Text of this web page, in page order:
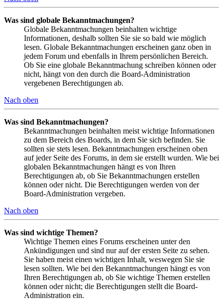
Was sind globale Bekanntmachungen?
Globale Bekanntmachungen beinhalten wichtige
Informationen, deshalb sollten Sie sie so bald wie möglich
lesen. Globale Bekanntmachungen erscheinen ganz oben in
jedem Forum und ebenfalls in Ihrem persönlichen Bereich.
Ob Sie eine globale Bekanntmachung schreiben können oder
nicht, hängt von den durch die Board-Administration
vergebenen Berechtigungen ab.
Nach oben
Was sind Bekanntmachungen?
Bekanntmachungen beinhalten meist wichtige Informationen
zu dem Bereich des Boards, in dem Sie sich befinden. Sie
sollten sie stets lesen. Bekanntmachungen erscheinen oben
auf jeder Seite des Forums, in dem sie erstellt wurden. Wie bei
globalen Bekanntmachungen hängt es von Ihren
Berechtigungen ab, ob Sie Bekanntmachungen erstellen
können oder nicht. Die Berechtigungen werden von der
Board-Administration vergeben.
Nach oben
Was sind wichtige Themen?
Wichtige Themen eines Forums erscheinen unter den
Ankündigungen und sind nur auf der ersten Seite zu sehen.
Sie haben meist einen wichtigen Inhalt, weswegen Sie sie
lesen sollten. Wie bei den Bekanntmachungen hängt es von
Ihren Berechtigungen ab, ob Sie wichtige Themen erstellen
können oder nicht; die Berechtigungen stellt die Board-
Administration ein.